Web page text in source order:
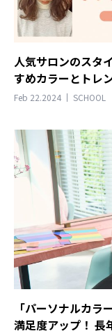
人気サロンのスタ
すめカラーとトレ
Feb 22.2024 SCHOOL
「パーソナルカ
満足度アップ！